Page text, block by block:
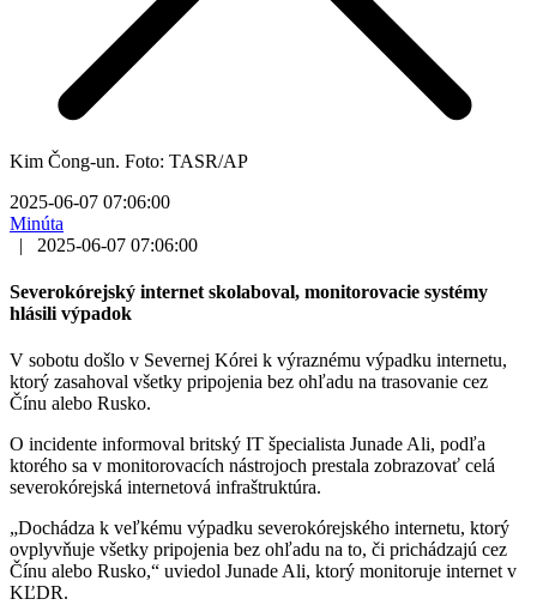
Kim Čong-un. Foto: TASR/AP
2025-06-07 07:06:00
Minúta
|
2025-06-07 07:06:00
Severokórejský internet skolaboval, monitorovacie systémy
hlásili výpadok
V sobotu došlo v Severnej Kórei k výraznému výpadku internetu,
ktorý zasahoval všetky pripojenia bez ohľadu na trasovanie cez
Čínu alebo Rusko.
O incidente informoval britský IT špecialista Junade Ali, podľa
ktorého sa v monitorovacích nástrojoch prestala zobrazovať celá
severokórejská internetová infraštruktúra.
„Dochádza k veľkému výpadku severokórejského internetu, ktorý
ovplyvňuje všetky pripojenia bez ohľadu na to, či prichádzajú cez
Čínu alebo Rusko,“ uviedol Junade Ali, ktorý monitoruje internet v
KĽDR.